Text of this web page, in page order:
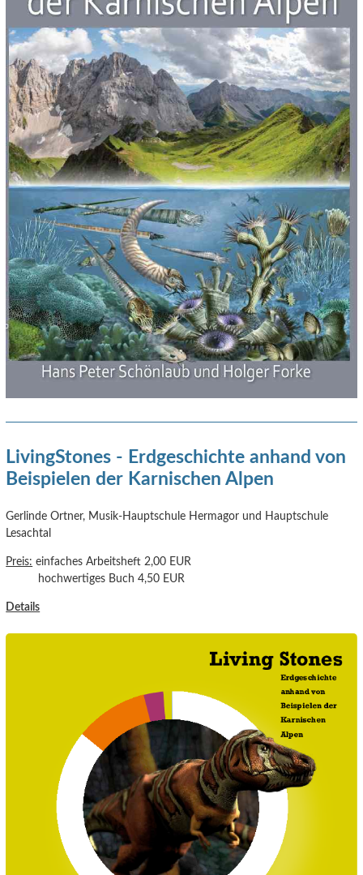
LivingStones - Erdgeschichte anhand von
Beispielen der Karnischen Alpen
Gerlinde Ortner, Musik-Hauptschule Hermagor und Hauptschule
Lesachtal
Preis: einfaches Arbeitsheft 2,00 EUR
hochwertiges Buch 4,50 EUR
Details